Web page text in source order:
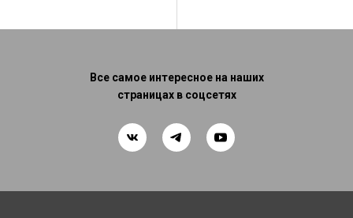
Все самое интересное на наших
страницах в соцсетях